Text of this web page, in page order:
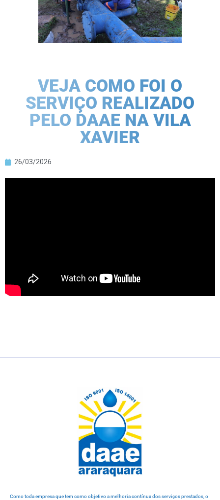
VEJA COMO FOI O
SERVIÇO REALIZADO
PELO DAAE NA VILA
XAVIER
26/03/2026
Como toda empresa que tem como objetivo a melhoria contínua dos serviços prestados, o